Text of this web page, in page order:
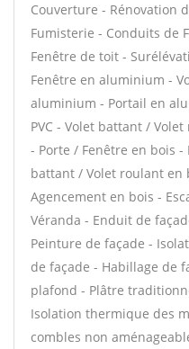
Couverture - Rénovation
Fumisterie - Conduits de
Fenêtre de toit -
Fenêtre en aluminium -
aluminium - Portail en
PVC - Volet battant /
- Porte / Fenêtre en bois
battant / Volet roulant en
Agencement en bois -
Véranda - Enduit de
Peinture de façade -
de façade - Habillage de
plafond - Plâtre
Isolation thermique des
combles non